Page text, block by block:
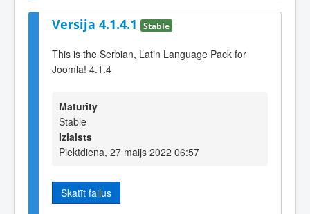
Versija 4.1.4.1 Stable
This is the Serbian, Latin Language Pack for
Joomla! 4.1.4
Maturity
Stable
Izlaists
Piektdiena, 27 maijs 2022 06:57
Skatīt failus